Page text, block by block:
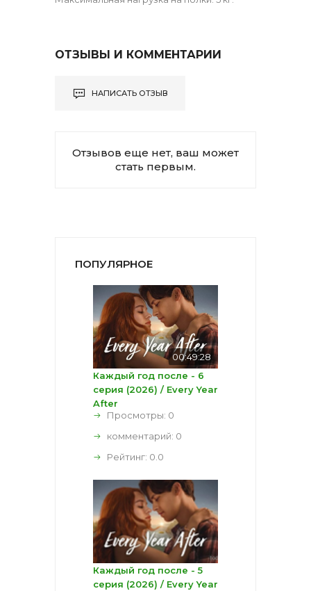
ОТЗЫВЫ И КОММЕНТАРИИ
НАПИСАТЬ ОТЗЫВ
Отзывов еще нет, ваш может
стать первым.
ПОПУЛЯРНОЕ
00:49:28
Каждый год после - 6
серия (2026) / Every Year
After
Просмотры: 0
комментарий: 0
Рейтинг: 0.0
Каждый год после - 5
серия (2026) / Every Year